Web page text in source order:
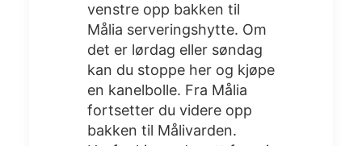
venstre opp bakken til
Målia serveringshytte. Om
det er lørdag eller søndag
kan du stoppe her og kjøpe
en kanelbolle. Fra Målia
fortsetter du videre opp
bakken til Målivarden.